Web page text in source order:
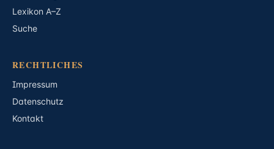
Lexikon A–Z
Suche
RECHTLICHES
Impressum
Datenschutz
Kontakt